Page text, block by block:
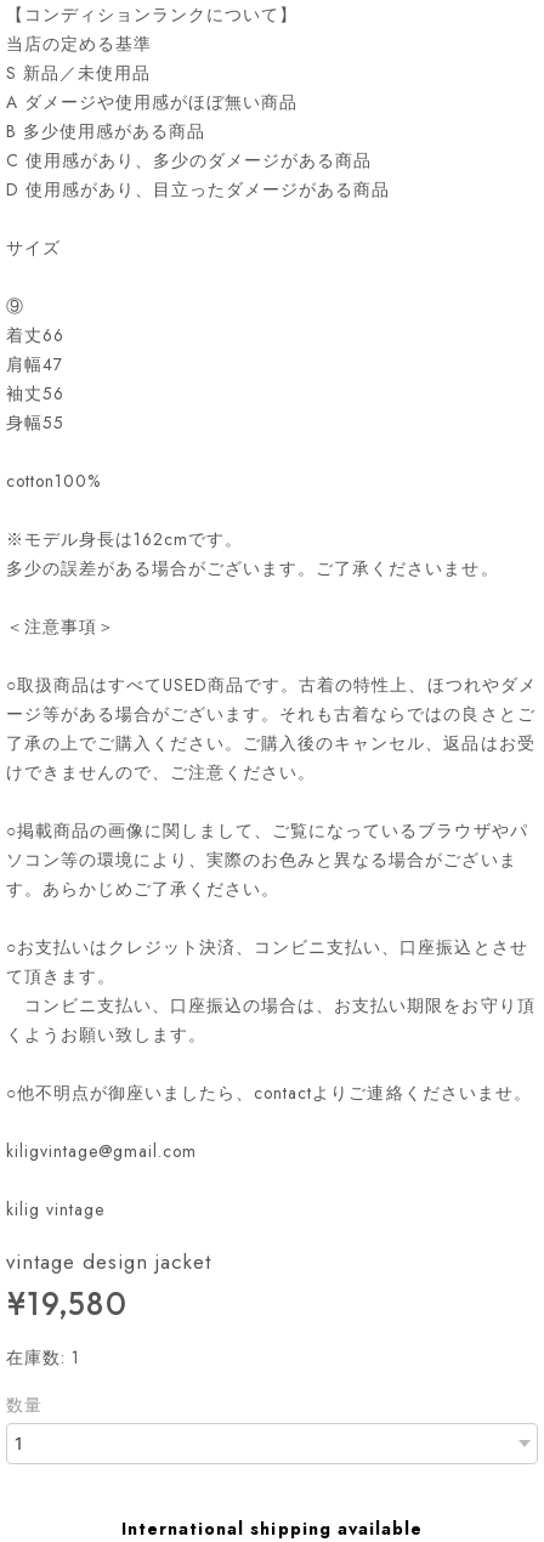
【コンディションランクについて】
当店の定める基準
S 新品／未使用品
A ダメージや使用感がほぼ無い商品
B 多少使用感がある商品
C 使用感があり、多少のダメージがある商品
D 使用感があり、目立ったダメージがある商品
サイズ
⑨
着丈66
肩幅47
袖丈56
身幅55
cotton100%
※モデル身長は162cmです。
多少の誤差がある場合がございます。ご了承くださいませ。
＜注意事項＞
○取扱商品はすべてUSED商品です。古着の特性上、ほつれやダメ
ージ等がある場合がございます。それも古着ならではの良さとご
了承の上でご購入ください。ご購入後のキャンセル、返品はお受
けできませんので、ご注意ください。
○掲載商品の画像に関しまして、ご覧になっているブラウザやパ
ソコン等の環境により、実際のお色みと異なる場合がございま
す。あらかじめご了承ください。
○お支払いはクレジット決済、コンビニ支払い、口座振込とさせ
て頂きます。
コンビニ支払い、口座振込の場合は、お支払い期限をお守り頂
くようお願い致します。
○他不明点が御座いましたら、contactよりご連絡くださいませ。
kiligvintage@gmail.com
kilig vintage
vintage design jacket
¥19,580
在庫数: 1
数量
International shipping available